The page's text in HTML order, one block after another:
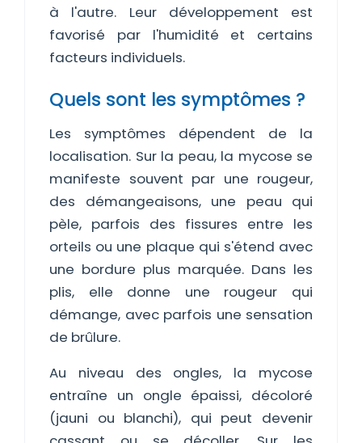
à l'autre. Leur développement est
favorisé par l'humidité et certains
facteurs individuels.
Quels sont les symptômes ?
Les symptômes dépendent de la
localisation. Sur la peau, la mycose se
manifeste souvent par une rougeur,
des démangeaisons, une peau qui
pèle, parfois des fissures entre les
orteils ou une plaque qui s'étend avec
une bordure plus marquée. Dans les
plis, elle donne une rougeur qui
démange, avec parfois une sensation
de brûlure.
Au niveau des ongles, la mycose
entraîne un ongle épaissi, décoloré
(jauni ou blanchi), qui peut devenir